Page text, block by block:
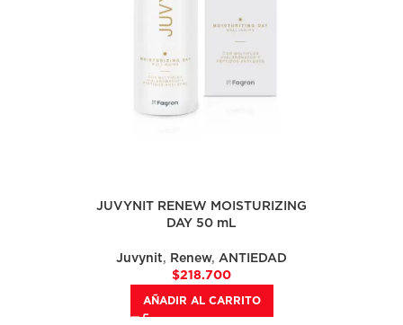
JUVYNIT RENEW MOISTURIZING
DAY 50 mL
Juvynit, Renew, ANTIEDAD
$218.700
AÑADIR AL CARRITO